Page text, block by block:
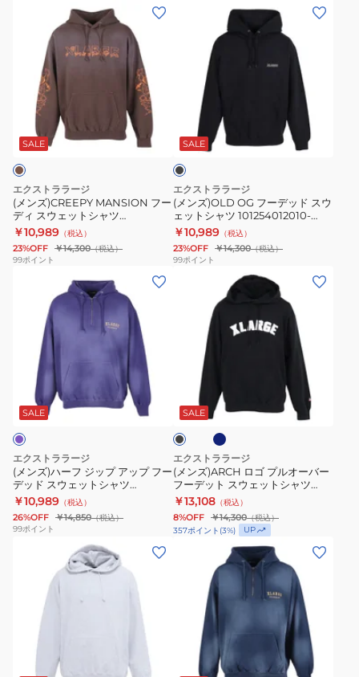
101254012005-
BLACK
101254012010-
ズ)CREEPY
MANSION
ィ
ス
ウ
ェ
ッ
ト
シ
101254012005-
BROWN
SALE
エクストララージ
(メンズ)CREEPY MANSION フー
ディ スウェットシャツ
101254012005-BROWN
￥10,989 （税込）
23%OFF ￥14,300（税込）
99ポイント
ズ)OLD
ッ
ド
ス
ウ
ェ
ッ
ト
101254012010-
BLACK
SALE
ブ
ッ
エクストララージ
(メンズ)OLD OG フーデッド スウ
ェットシャツ 101254012010-
BLACK
￥10,989 （税込）
23%OFF ￥14,300（税込）
99ポイント
ッ
プ
ア
ッ
プ
フ
ー
SALE
エクストララージ
(メンズ)ハーフ ジップ アップ フー
デッド スウェットシャツ
101261012008-PURPLE
￥10,989 （税込）
26%OFF ￥14,850（税込）
99ポイント
ズ)ARCH
オ
ー
バ
ー
フ
ー
デ
SALE
ブ
ラ イ
ビ
エクストララージ
(メンズ)ARCH ロゴ プルオーバー
フーデット スウェットシャツ
101253012014
￥13,108 （税込）
8%OFF ￥14,300（税込）
357ポイント (3%) UP
ズ)SLANTED